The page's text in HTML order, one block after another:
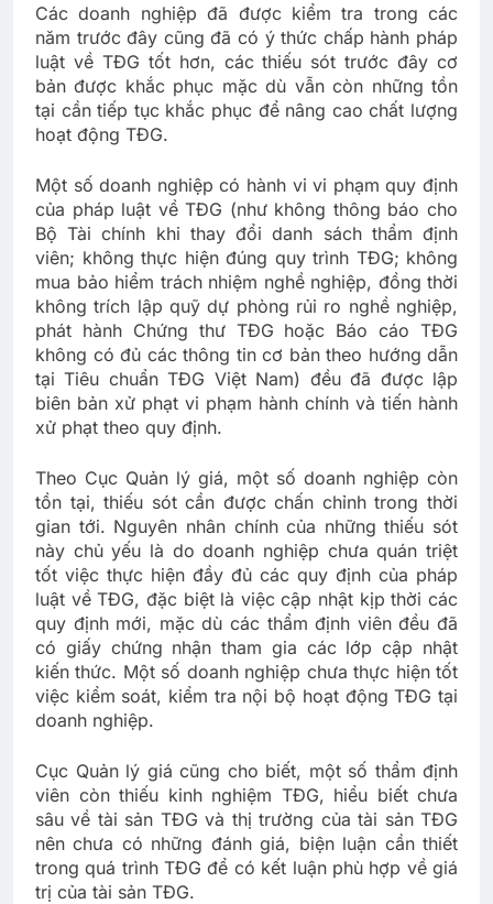
Các doanh nghiệp đã được kiểm tra trong các
năm trước đây cũng đã có ý thức chấp hành pháp
luật về TĐG tốt hơn, các thiếu sót trước đây cơ
bản được khắc phục mặc dù vẫn còn những tồn
tại cần tiếp tục khắc phục để nâng cao chất lượng
hoạt động TĐG.
Một số doanh nghiệp có hành vi vi phạm quy định
của pháp luật về TĐG (như không thông báo cho
Bộ Tài chính khi thay đổi danh sách thẩm định
viên; không thực hiện đúng quy trình TĐG; không
mua bảo hiểm trách nhiệm nghề nghiệp, đồng thời
không trích lập quỹ dự phòng rủi ro nghề nghiệp,
phát hành Chứng thư TĐG hoặc Báo cáo TĐG
không có đủ các thông tin cơ bản theo hướng dẫn
tại Tiêu chuẩn TĐG Việt Nam) đều đã được lập
biên bản xử phạt vi phạm hành chính và tiến hành
xử phạt theo quy định.
Theo Cục Quản lý giá, một số doanh nghiệp còn
tồn tại, thiếu sót cần được chấn chỉnh trong thời
gian tới. Nguyên nhân chính của những thiếu sót
này chủ yếu là do doanh nghiệp chưa quán triệt
tốt việc thực hiện đầy đủ các quy định của pháp
luật về TĐG, đặc biệt là việc cập nhật kịp thời các
quy định mới, mặc dù các thẩm định viên đều đã
có giấy chứng nhận tham gia các lớp cập nhật
kiến thức. Một số doanh nghiệp chưa thực hiện tốt
việc kiểm soát, kiểm tra nội bộ hoạt động TĐG tại
doanh nghiệp.
Cục Quản lý giá cũng cho biết, một số thẩm định
viên còn thiếu kinh nghiệm TĐG, hiểu biết chưa
sâu về tài sản TĐG và thị trường của tài sản TĐG
nên chưa có những đánh giá, biện luận cần thiết
trong quá trình TĐG để có kết luận phù hợp về giá
trị của tài sản TĐG.